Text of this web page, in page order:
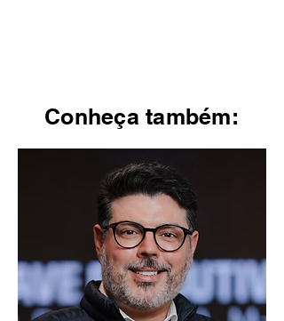
Conheça também: